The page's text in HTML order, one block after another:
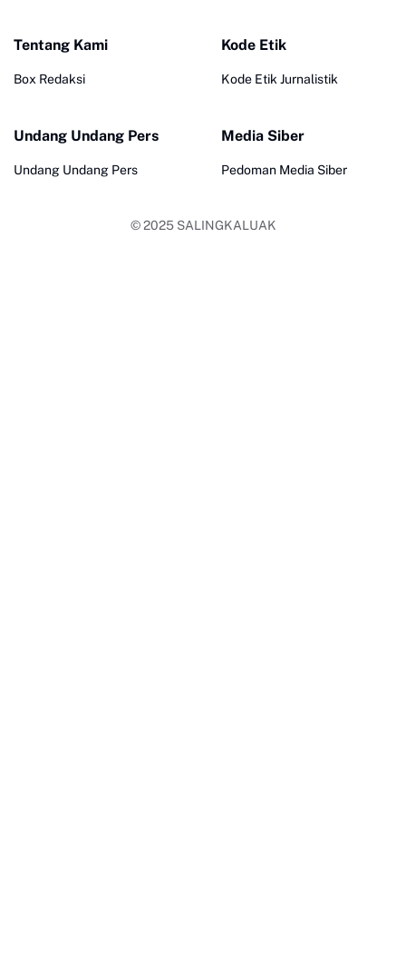
Tentang Kami
Box Redaksi
Kode Etik
Kode Etik Jurnalistik
Undang Undang Pers
Undang Undang Pers
Media Siber
Pedoman Media Siber
© 2025 SALINGKALUAK